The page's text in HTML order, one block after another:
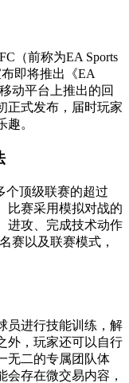
（前称为EA Sports
即将推出《EA
动平台上推出的回
正式发布，届时玩家
。
个顶级联赛的超过
比赛采用模拟对战的
进攻、完成技术动作
赛以及联赛模式，
员进行技能训练，解
外，玩家还可以自行
无二的专属团队体
会存在微交易内容，